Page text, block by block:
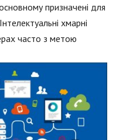
призначені для
хмарні
часто з метою